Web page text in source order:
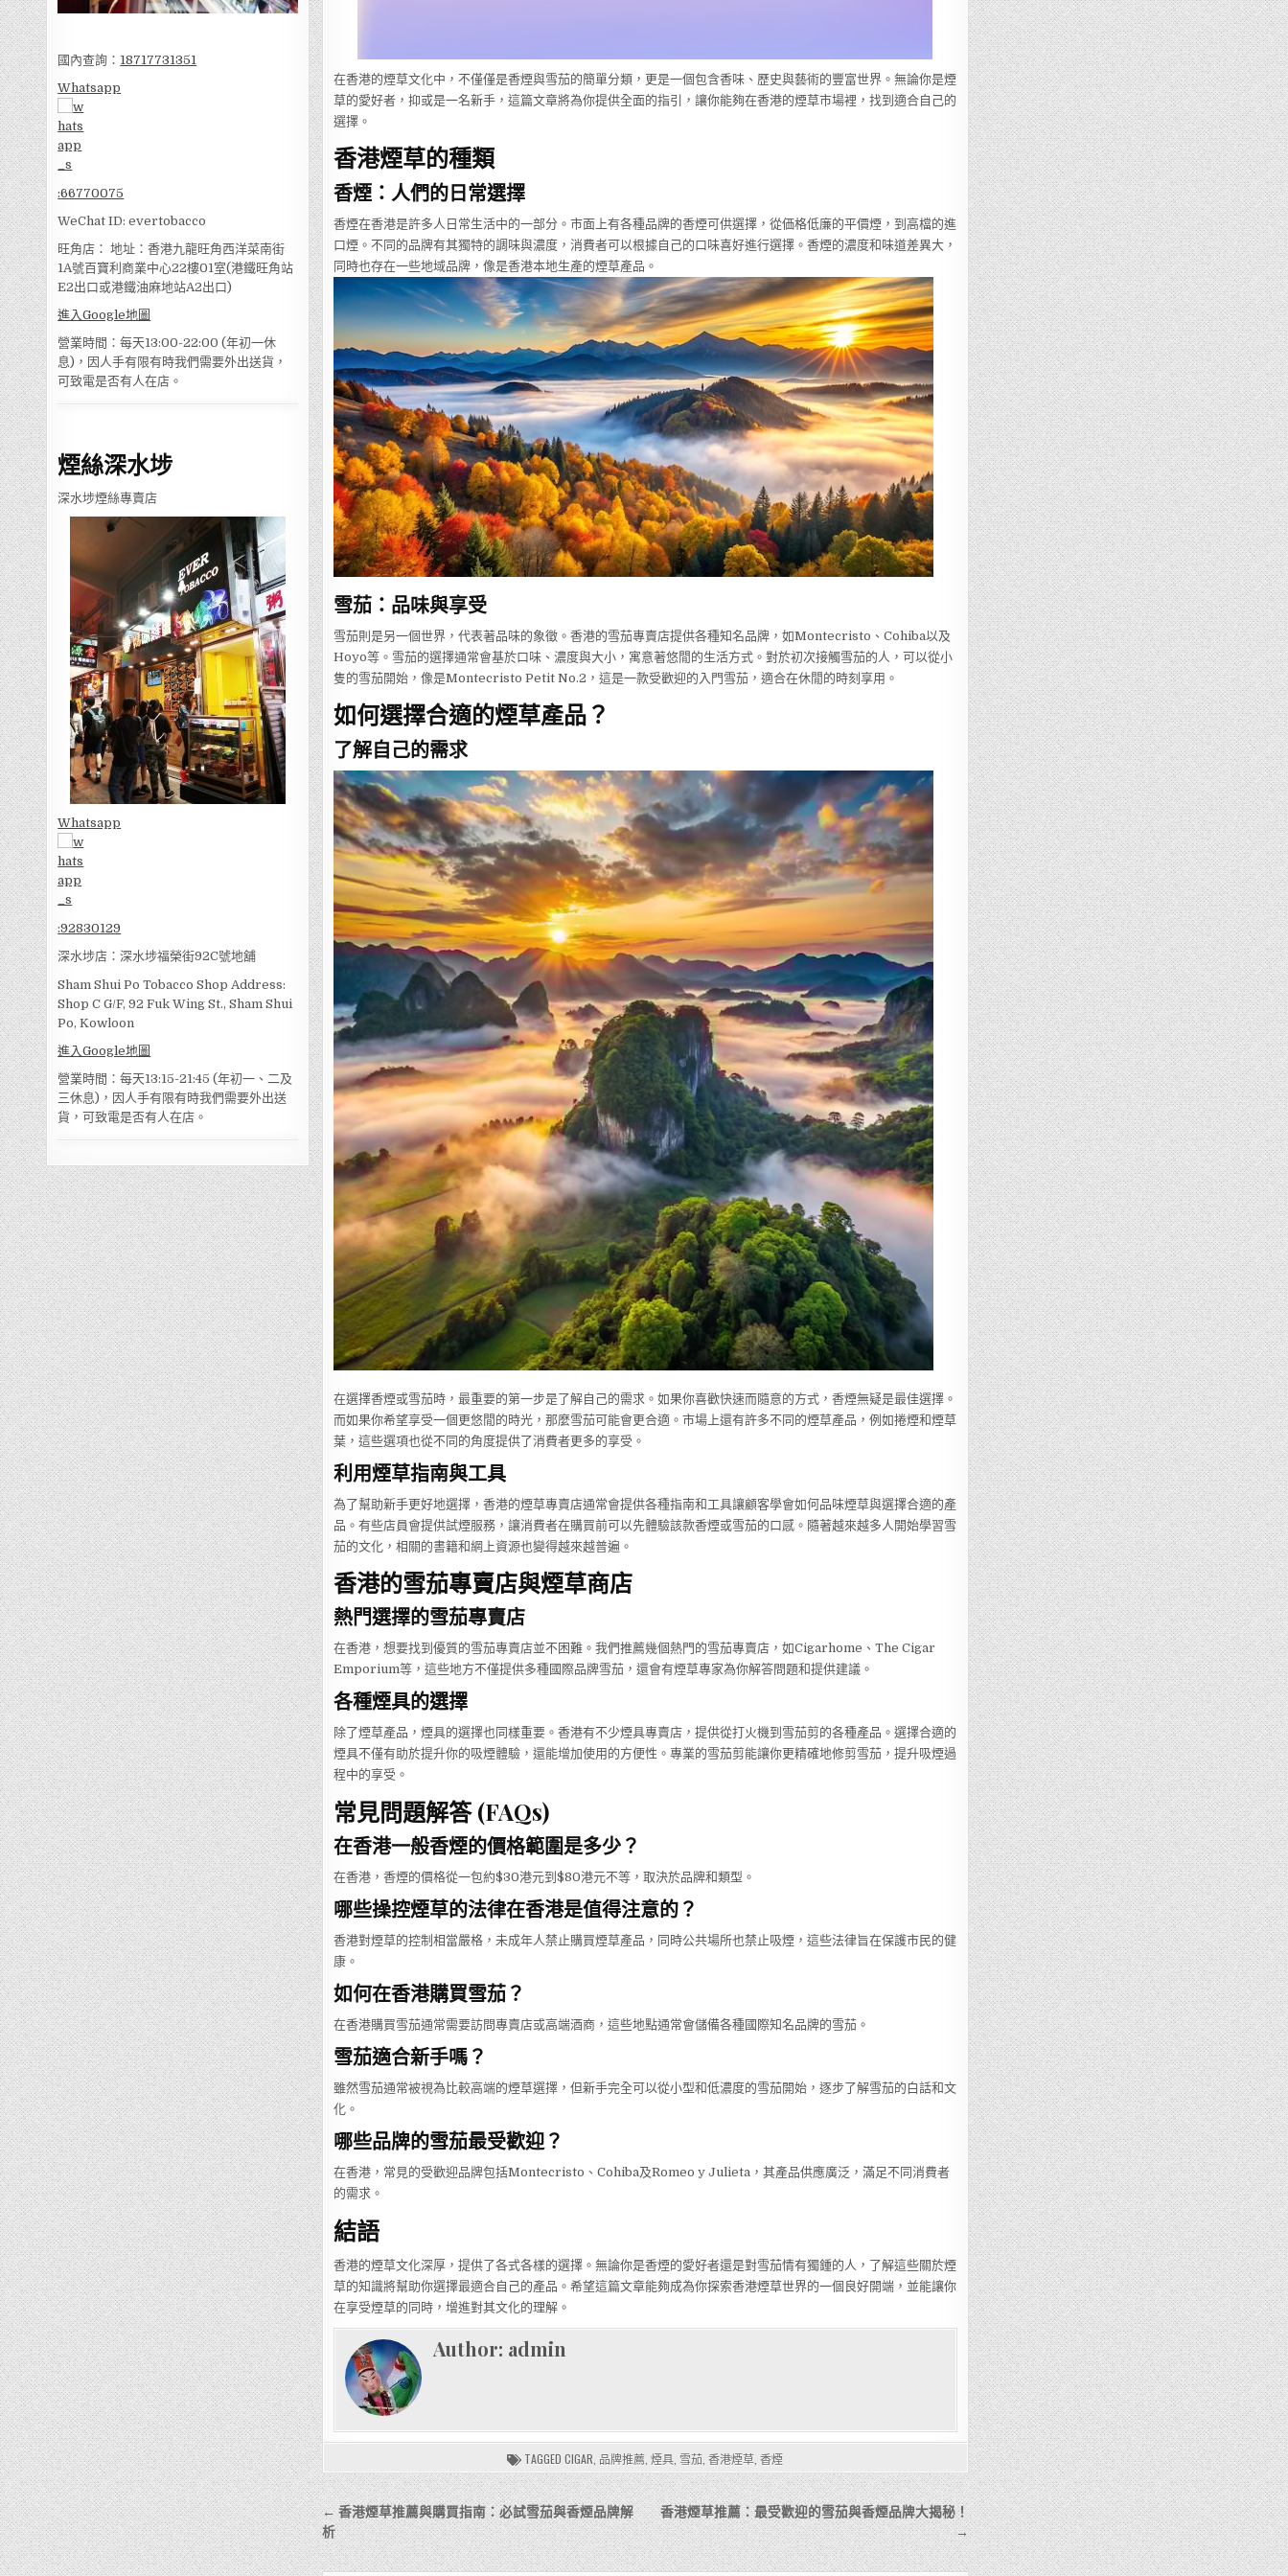
國內查詢： 18717731351
Whatsapp
:66770075
WeChat ID: evertobacco
旺角店： 地址：香港九龍旺角西洋菜南街
1A號百寶利商業中心22樓01室(港鐵旺角站
E2出口或港鐵油麻地站A2出口)
進入Google地圖
營業時間：每天13:00-22:00 (年初一休
息)，因人手有限有時我們需要外出送貨，
可致電是否有人在店。
煙絲深水埗
深水埗煙絲專賣店
Whatsapp
:92830129
深水埗店：深水埗福榮街92C號地舖
Sham Shui Po Tobacco Shop Address:
Shop C G/F, 92 Fuk Wing St., Sham Shui
Po, Kowloon
進入Google地圖
營業時間：每天13:15-21:45 (年初一、二及
三休息)，因人手有限有時我們需要外出送
貨，可致電是否有人在店。
在香港的煙草文化中，不僅僅是香煙與雪茄的簡單分類，更是一個包含香味、歷史與藝術的豐富世界。無論你是煙
草的愛好者，抑或是一名新手，這篇文章將為你提供全面的指引，讓你能夠在香港的煙草市場裡，找到適合自己的
選擇。
香港煙草的種類
香煙：人們的日常選擇
香煙在香港是許多人日常生活中的一部分。市面上有各種品牌的香煙可供選擇，從価格低廉的平價煙，到高檔的進
口煙。不同的品牌有其獨特的調味與濃度，消費者可以根據自己的口味喜好進行選擇。香煙的濃度和味道差異大，
同時也存在一些地域品牌，像是香港本地生產的煙草產品。
雪茄：品味與享受
雪茄則是另一個世界，代表著品味的象徵。香港的雪茄專賣店提供各種知名品牌，如Montecristo、Cohiba以及
Hoyo等。雪茄的選擇通常會基於口味、濃度與大小，寓意著悠閒的生活方式。對於初次接觸雪茄的人，可以從小
隻的雪茄開始，像是Montecristo Petit No.2，這是一款受歡迎的入門雪茄，適合在休閒的時刻享用。
如何選擇合適的煙草產品？
了解自己的需求
在選擇香煙或雪茄時，最重要的第一步是了解自己的需求。如果你喜歡快速而隨意的方式，香煙無疑是最佳選擇。
而如果你希望享受一個更悠閒的時光，那麼雪茄可能會更合適。市場上還有許多不同的煙草產品，例如捲煙和煙草
葉，這些選項也從不同的角度提供了消費者更多的享受。
利用煙草指南與工具
為了幫助新手更好地選擇，香港的煙草專賣店通常會提供各種指南和工具讓顧客學會如何品味煙草與選擇合適的產
品。有些店員會提供試煙服務，讓消費者在購買前可以先體驗該款香煙或雪茄的口感。隨著越來越多人開始學習雪
茄的文化，相關的書籍和網上資源也變得越來越普遍。
香港的雪茄專賣店與煙草商店
熱門選擇的雪茄專賣店
在香港，想要找到優質的雪茄專賣店並不困難。我們推薦幾個熱門的雪茄專賣店，如Cigarhome、The Cigar
Emporium等，這些地方不僅提供多種國際品牌雪茄，還會有煙草專家為你解答問題和提供建議。
各種煙具的選擇
除了煙草產品，煙具的選擇也同樣重要。香港有不少煙具專賣店，提供從打火機到雪茄剪的各種產品。選擇合適的
煙具不僅有助於提升你的吸煙體驗，還能增加使用的方便性。專業的雪茄剪能讓你更精確地修剪雪茄，提升吸煙過
程中的享受。
常見問題解答 (FAQs)
在香港一般香煙的價格範圍是多少？
在香港，香煙的價格從一包約$30港元到$80港元不等，取決於品牌和類型。
哪些操控煙草的法律在香港是值得注意的？
香港對煙草的控制相當嚴格，未成年人禁止購買煙草產品，同時公共場所也禁止吸煙，這些法律旨在保護市民的健
康。
如何在香港購買雪茄？
在香港購買雪茄通常需要訪問專賣店或高端酒商，這些地點通常會儲備各種國際知名品牌的雪茄。
雪茄適合新手嗎？
雖然雪茄通常被視為比較高端的煙草選擇，但新手完全可以從小型和低濃度的雪茄開始，逐步了解雪茄的白話和文
化。
哪些品牌的雪茄最受歡迎？
在香港，常見的受歡迎品牌包括Montecristo、Cohiba及Romeo y Julieta，其產品供應廣泛，滿足不同消費者
的需求。
結語
香港的煙草文化深厚，提供了各式各樣的選擇。無論你是香煙的愛好者還是對雪茄情有獨鍾的人，了解這些關於煙
草的知識將幫助你選擇最適合自己的產品。希望這篇文章能夠成為你探索香港煙草世界的一個良好開端，並能讓你
在享受煙草的同時，增進對其文化的理解。
Author: admin
TAGGEDCIGAR 品牌推薦 ,煙具 雪茄 ,香港煙草 ,香煙
文
章
導
香港煙草推薦：最受歡迎的雪茄與香煙品牌大揭秘！
→
← 香港煙草推薦與購買指南：必試雪茄與香煙品牌解
析